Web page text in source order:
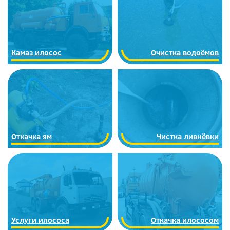
Камаз илосос Очистка водоёмов
Откачка ям Чистка ливнёвки
Услуги илососа Откачка илососом